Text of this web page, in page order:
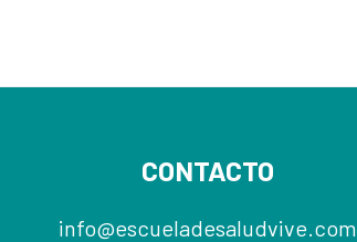
CONTACTO
info@escueladesaludvive.com